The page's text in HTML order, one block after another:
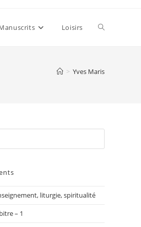
Loisirs Toggle
> Yves Maris
liturgie, spiritualité
– 1